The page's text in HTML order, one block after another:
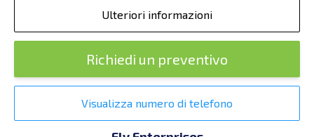
Ulteriori informazioni
Richiedi un preventivo
Visualizza numero di telefono